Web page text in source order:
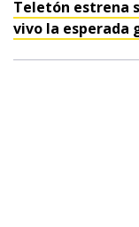
Teletón estrena
vivo la esperada